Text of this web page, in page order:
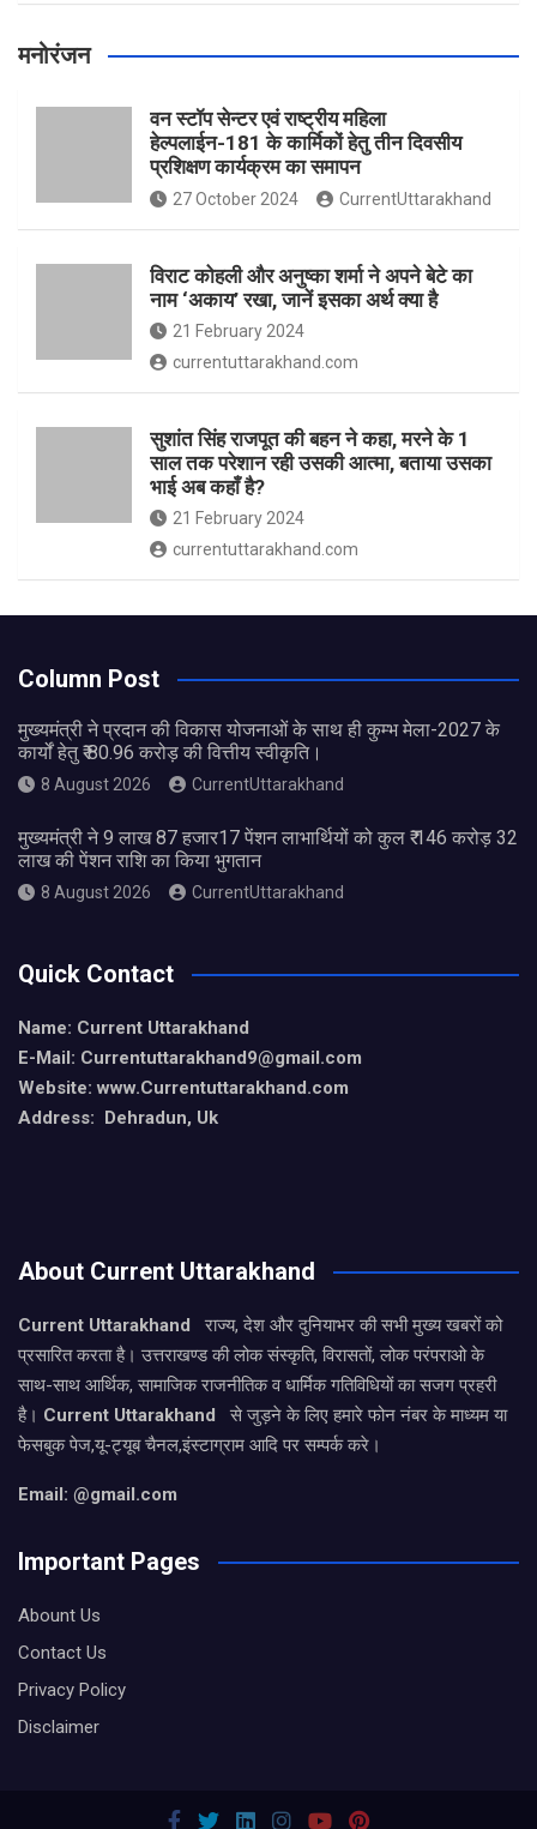
मनोरंजन
वन स्टॉप सेन्टर एवं राष्ट्रीय महिला
हेल्पलाईन-181 के कार्मिकों हेतु तीन दिवसीय
प्रशिक्षण कार्यक्रम का समापन
27 October 2024 CurrentUttarakhand
विराट कोहली और अनुष्का शर्मा ने अपने बेटे का
नाम ‘अकाय’ रखा, जानें इसका अर्थ क्‍या है
21 February 2024
currentuttarakhand.com
सुशांत सिंह राजपूत की बहन ने कहा, मरने के 1
साल तक परेशान रही उसकी आत्मा, बताया उसका
भाई अब कहाँ है?
21 February 2024
currentuttarakhand.com
Column Post
मुख्यमंत्री ने प्रदान की विकास योजनाओं के साथ ही कुम्भ मेला-2027 के
कार्यों हेतु ₹ 80.96 करोड़ की वित्तीय स्वीकृति।
8 August 2026 CurrentUttarakhand
मुख्यमंत्री ने 9 लाख 87 हजार17 पेंशन लाभार्थियों को कुल ₹ 146 करोड़ 32
लाख की पेंशन राशि का किया भुगतान
8 August 2026 CurrentUttarakhand
Quick Contact
Name: Current Uttarakhand
E-Mail: Currentuttarakhand9@gmail.com
Website: www.Currentuttarakhand.com
Address: Dehradun, Uk
About Current Uttarakhand
Current Uttarakhand
राज्य, देश और दुनियाभर की सभी मुख्य खबरों को
प्रसारित करता है। उत्तराखण्ड की लोक संस्कृति, विरासतों, लोक परंपराओ के
साथ-साथ आर्थिक, सामाजिक राजनीतिक व धार्मिक गतिविधियों का सजग प्रहरी
है। Current Uttarakhand
से जुड़ने के लिए हमारे फोन नंबर के माध्यम या
फेसबुक पेज,यू-ट्यूब चैनल,इंस्टाग्राम आदि पर सम्पर्क करे।
Email: @gmail.com
Important Pages
Abount Us
Contact Us
Privacy Policy
Disclaimer